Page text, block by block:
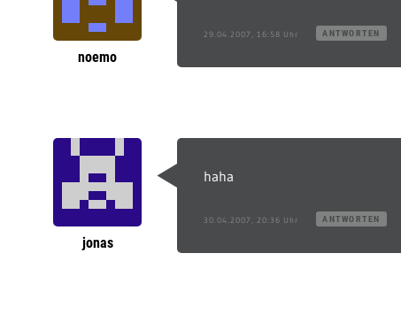
noemo
29.04.2007, 16:58 Uhr ANTWORTEN
jonas
haha
30.04.2007, 20:36 Uhr ANTWORTEN